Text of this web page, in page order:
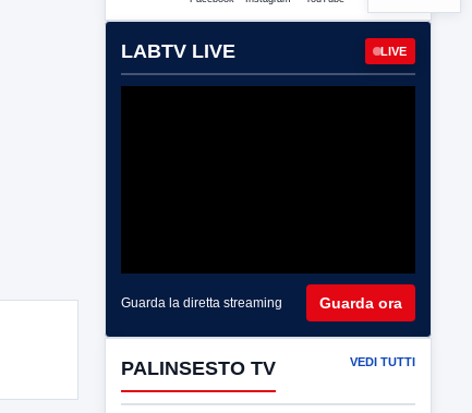
LABTV LIVE LIVE
Guarda la diretta streaming Guarda ora
PALINSESTO TV VEDI TUTTI